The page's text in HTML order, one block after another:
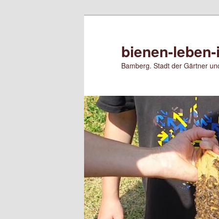
bienen-
Bamberg. Stadt der Gärtner